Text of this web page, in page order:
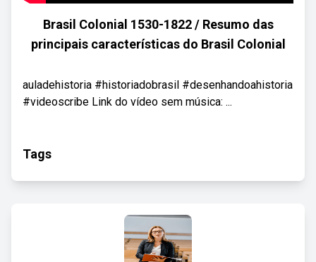
Brasil Colonial 1530-1822 / Resumo das
principais características do Brasil Colonial
auladehistoria #historiadobrasil #desenhandoahistoria
#videoscribe Link do vídeo sem música: ...
Tags